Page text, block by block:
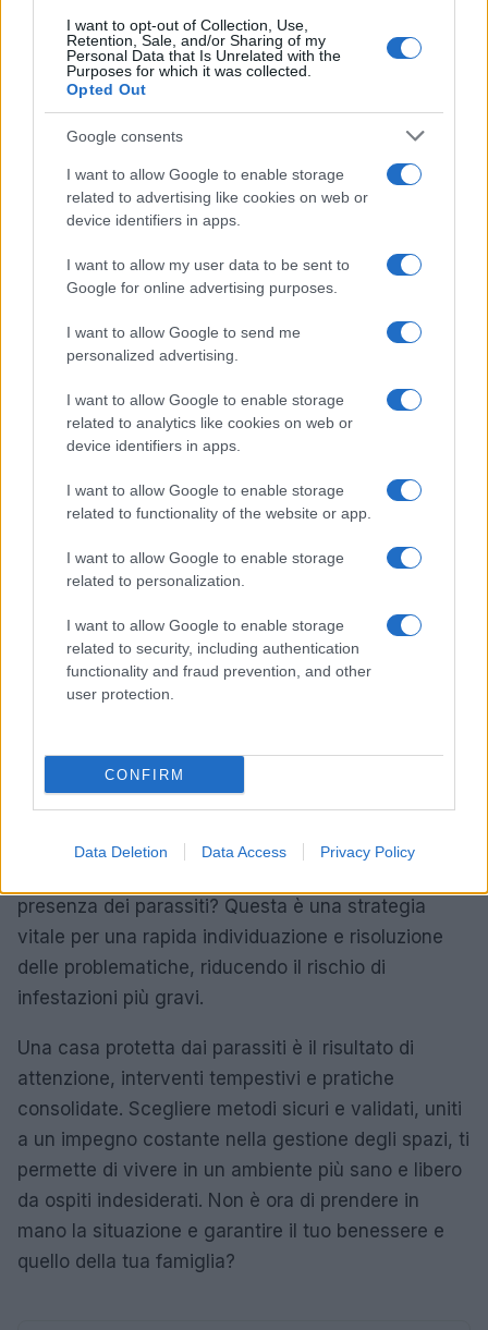
I want to opt-out of Collection, Use,
Retention, Sale, and/or Sharing of my
Personal Data that Is Unrelated with the
Purposes for which it was collected.
Opted Out
Google consents
I want to allow Google to enable storage
related to advertising like cookies on web or
device identifiers in apps.
I want to allow my user data to be sent to
Google for online advertising purposes.
I want to allow Google to send me
personalized advertising.
I want to allow Google to enable storage
related to analytics like cookies on web or
device identifiers in apps.
I want to allow Google to enable storage
related to functionality of the website or app.
I want to allow Google to enable storage
related to personalization.
I want to allow Google to enable storage
related to security, including authentication
functionality and fraud prevention, and other
user protection.
CONFIRM
Data Deletion Data Access Privacy Policy
animali domestici.
In alcuni casi, rivolgerti a professionisti potrebbe
essere la scelta migliore, soprattutto per
infestazioni ampie e persistenti. Non sottovalutare
mai la situazione: è sempre meglio chiedere aiuto
piuttosto che affrontare un problema crescente da
Conclusione: vivere in un ambiente sano
Mantenere una casa senza parassiti richiede
pulizia accurata, è fondamentale effettuare
ispezioni regolari dei punti critici, riparare
tempestivamente eventuali danni strutturali ed
evitare accumuli di materiali. Hai educato i membri
presenza dei parassiti? Questa è una strategia
vitale per una rapida individuazione e risoluzione
delle problematiche, riducendo il rischio di
infestazioni più gravi.
Una casa protetta dai parassiti è il risultato di
attenzione, interventi tempestivi e pratiche
consolidate. Scegliere metodi sicuri e validati, uniti
a un impegno costante nella gestione degli spazi, ti
permette di vivere in un ambiente più sano e libero
da ospiti indesiderati. Non è ora di prendere in
mano la situazione e garantire il tuo benessere e
quello della tua famiglia?